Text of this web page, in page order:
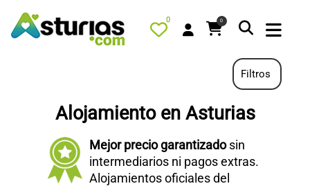
0 0
PORTADA
QUÉ HACER
ALOJAMIENTOS
Filtros
Alojamiento en Asturias
Mejor precio garantizadosin
intermediarios ni pagos extras.
Alojamientos oficiales del